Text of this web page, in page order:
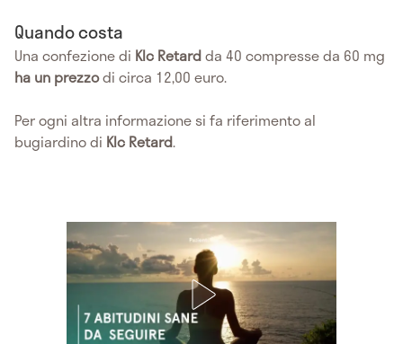
Quando costa
Una confezione di Klc Retardda 40 compresse da 60 mg
ha un prezzodi circa 12,00 euro.
Per ogni altra informazione si fa riferimento al
bugiardino di Klc Retard.